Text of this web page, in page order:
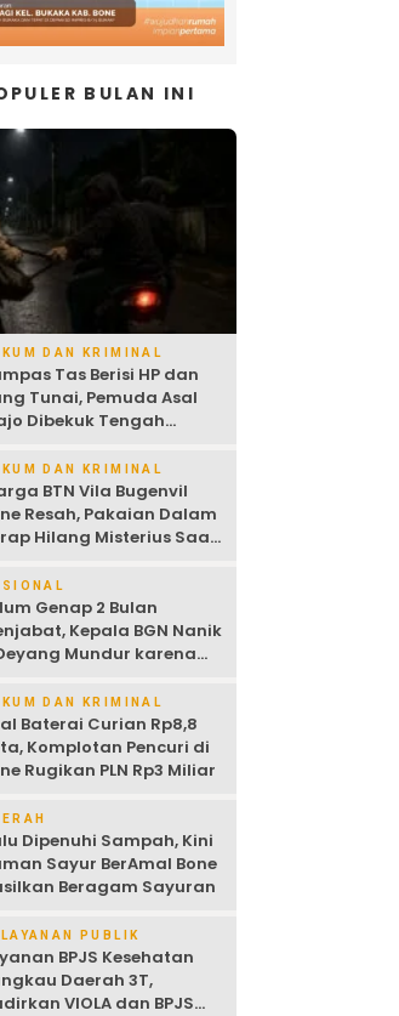
BULAN INI
DAN KRIMINAL
Tas Berisi HP dan
Tunai, Pemuda Asal
Dibekuk Tengah
DAN KRIMINAL
BTN Vila Bugenvil
Resah, Pakaian Dalam
Hilang Misterius Saat
Genap 2 Bulan
Kepala BGN Nanik
Mundur karena
DAN KRIMINAL
Baterai Curian Rp8,8
Komplotan Pencuri di
Rugikan PLN Rp3 Miliar
Dipenuhi Sampah, Kini
Sayur BerAmal Bone
Beragam Sayuran
PUBLIK
BPJS Kesehatan
Daerah 3T,
VIOLA dan BPJS